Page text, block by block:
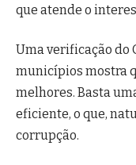
que atende o
Uma verificação do
municípios mostra
melhores. Basta
eficiente, o que,
corrupção.